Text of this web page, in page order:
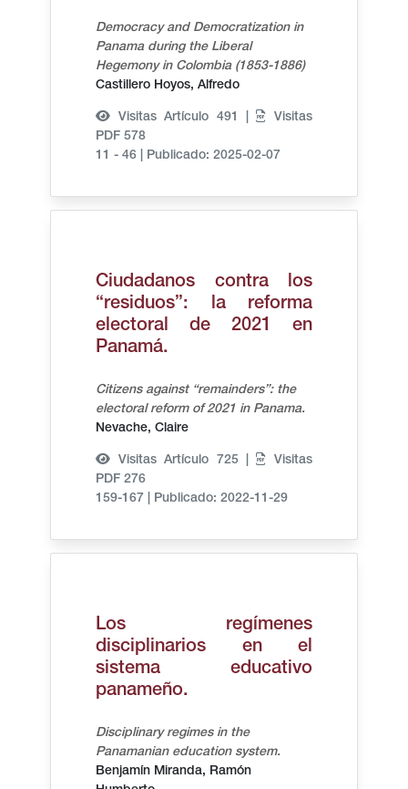
Democracy and Democratization in
Panama during the Liberal
Hegemony in Colombia (1853-1886)
Castillero Hoyos, Alfredo
Visitas Artículo 491 |
Visitas
PDF 578
11 - 46
Publicado: 2025-02-07
Ciudadanos contra los
“residuos”: la reforma
electoral de 2021 en
Panamá.
Citizens against “remainders”: the
electoral reform of 2021 in Panama.
Nevache, Claire
Visitas Artículo 725 |
Visitas
PDF 276
159-167
Publicado: 2022-11-29
Los regímenes
disciplinarios en el
sistema educativo
panameño.
Disciplinary regimes in the
Panamanian education system.
Benjamín Miranda, Ramón